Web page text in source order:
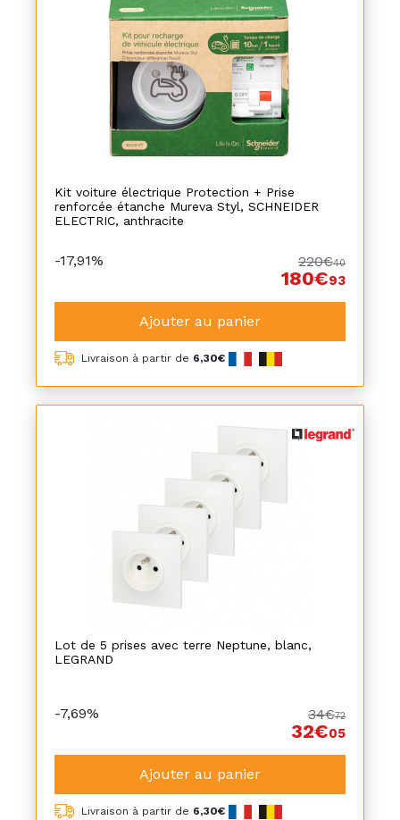
Kit voiture électrique Protection + Prise
renforcée étanche Mureva Styl, SCHNEIDER
ELECTRIC, anthracite
-17,91% 220€40
180€93
Ajouter au panier
Livraison à partir de 6,30€
Lot de 5 prises avec terre Neptune, blanc,
LEGRAND
-7,69% 34€72
32€05
Ajouter au panier
Livraison à partir de 6,30€